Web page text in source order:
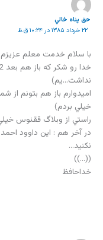
حق پناه خالي
۲۲ خرداد ۱۳۸۵ در ۱۰:۲۴ ق.ظ
با سلام خدمت معلم عزيزم
نداشت…يم)
اميدوارم باز هم بتونم از
خيلي بردم)
راستي از وبلاگ ققنوس
در آخر هم : اين داوود
نكنيد…
((…))
خداحافظ